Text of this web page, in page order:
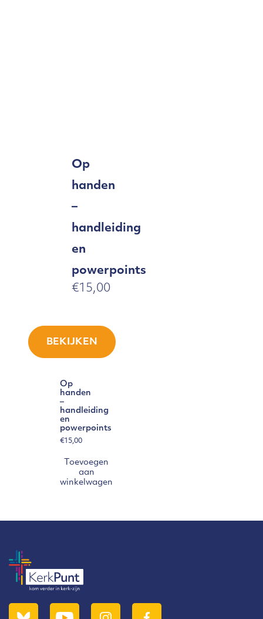
Op
handen
–
handleiding
en
powerpoints
€ 15,00
BEKIJKEN
Op
handen
–
handleiding
en
powerpoints
€15,00
Toevoegen
aan
winkelwagen